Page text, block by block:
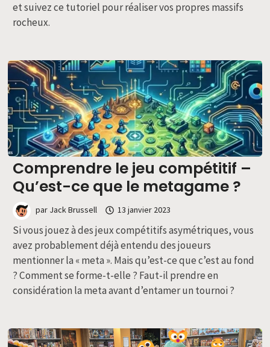
et suivez ce tutoriel pour réaliser vos propres massifs
rocheux.
Comprendre le jeu compétitif –
Qu’est-ce que le metagame ?
par Jack Brussell 13 janvier 2023
Si vous jouez à des jeux compétitifs asymétriques, vous
avez probablement déjà entendu des joueurs
mentionner la « meta ». Mais qu’est-ce que c’est au fond
? Comment se forme-t-elle ? Faut-il prendre en
considération la meta avant d’entamer un tournoi ?